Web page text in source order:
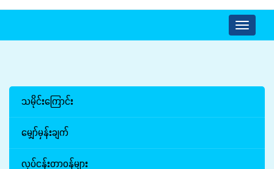
Toggle
သမိုင်းကြောင်း
မျှော်မှန်းချက်
လုပ်ငန်းတာဝန်များ